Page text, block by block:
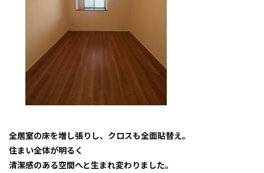
全居室の床を増し張りし、クロスも全面貼替え。
住まい全体が明るく
清潔感のある空間へと生まれ変わりました。